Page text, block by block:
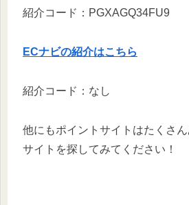
紹介コード：PGXAGQ34FU9
ECナビの紹介はこちら
紹介コード：なし
他にもポイントサイトはたくさ
サイトを探してみてください！